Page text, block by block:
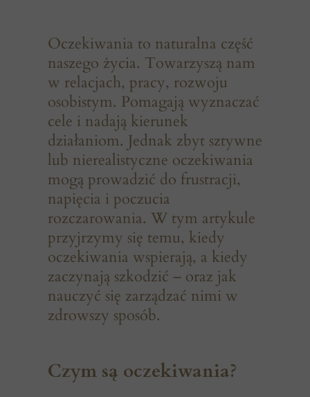
Oczekiwania to naturalna część
naszego życia. Towarzyszą nam
w relacjach, pracy, rozwoju
osobistym. Pomagają wyznaczać
cele i nadają kierunek
działaniom. Jednak zbyt sztywne
lub nierealistyczne oczekiwania
mogą prowadzić do frustracji,
napięcia i poczucia
rozczarowania. W tym artykule
przyjrzymy się temu, kiedy
oczekiwania wspierają, a kiedy
zaczynają szkodzić – oraz jak
nauczyć się zarządzać nimi w
zdrowszy sposób.
Czym są oczekiwania?